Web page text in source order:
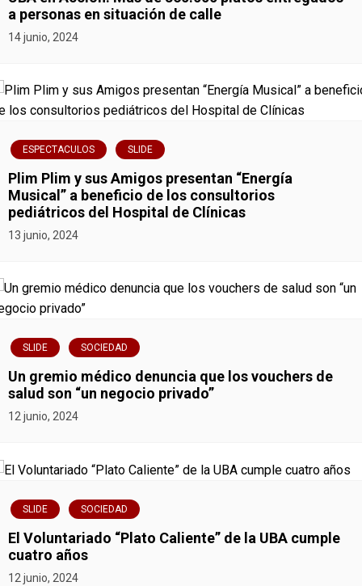
a
i
ó
n
d
e
e
n
t
r
a
a
s
a personas en situación de calle
14 junio, 2024
ESPECTACULOS SLIDE
Plim Plim y sus Amigos presentan “Energía
Musical” a beneficio de los consultorios
pediátricos del Hospital de Clínicas
13 junio, 2024
SLIDE SOCIEDAD
Un gremio médico denuncia que los vouchers de
salud son “un negocio privado”
12 junio, 2024
SLIDE SOCIEDAD
El Voluntariado “Plato Caliente” de la UBA cumple
cuatro años
12 junio, 2024